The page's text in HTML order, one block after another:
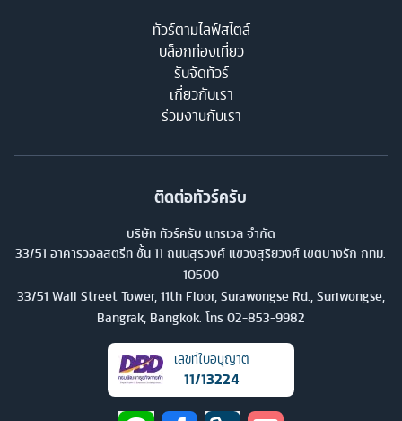
ทัวร์ตามไลฟ์สไตล์
บล็อกท่องเที่ยว
รับจัดทัวร์
เกี่ยวกับเรา
ร่วมงานกับเรา
ติดต่อทัวร์ครับ
บริษัท ทัวร์ครับ แทรเวล จำกัด
33/51 อาคารวอลสตรีท ชั้น 11 ถนนสุรวงศ์ แขวงสุริยวงศ์ เขตบางรัก กทม.
10500
33/51 Wall Street Tower, 11th Floor, Surawongse Rd., Suriwongse,
Bangrak, Bangkok. โทร 02-853-9982
เลขที่ใบอนุญาต
11/13224